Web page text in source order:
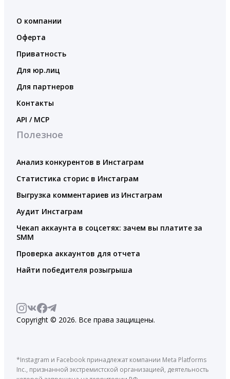
О компании
Оферта
Приватность
Для юр.лиц
Для партнеров
Контакты
API / MCP
Полезное
Анализ конкурентов в Инстаграм
Статистика сторис в Инстаграм
Выгрузка комментариев из Инстаграм
Аудит Инстаграм
Чекап аккаунта в соцсетях: зачем вы платите за
SMM
Проверка аккаунтов для отчета
Найти победителя розыгрыша
Copyright © 2026. Все права защищены.
*Instagram и Facebook принадлежат компании Meta Platforms
Inc., признанной экстремистской организацией, деятельность